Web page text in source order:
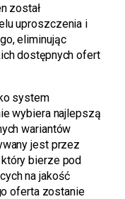
został
uproszczenia i
eliminując
dostępnych ofert
system
wybiera najlepszą
wariantów
jest przez
bierze pod
na jakość
oferta zostanie